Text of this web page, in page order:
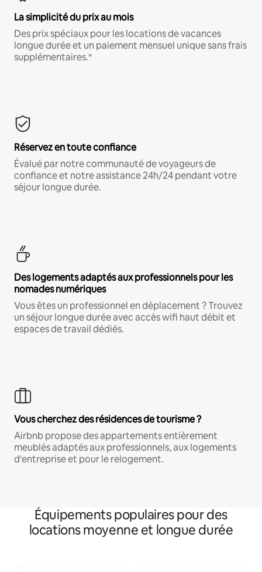
La simplicité du prix au mois
Des prix spéciaux pour les locations de vacances
longue durée et un paiement mensuel unique sans frais
supplémentaires.*
Réservez en toute confiance
Évalué par notre communauté de voyageurs de
confiance et notre assistance 24h/24 pendant votre
séjour longue durée.
Des logements adaptés aux professionnels pour les
nomades numériques
Vous êtes un professionnel en déplacement ? Trouvez
un séjour longue durée avec accès wifi haut débit et
espaces de travail dédiés.
Vous cherchez des résidences de tourisme ?
Airbnb propose des appartements entièrement
meublés adaptés aux professionnels, aux logements
d'entreprise et pour le relogement.
Équipements populaires pour des
locations moyenne et longue durée